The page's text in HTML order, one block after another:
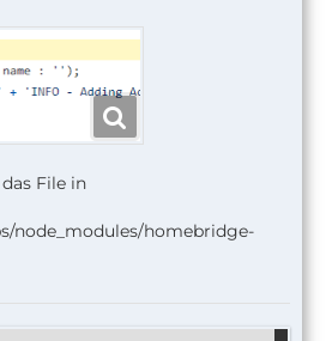
File in
node_modules/homebridge-